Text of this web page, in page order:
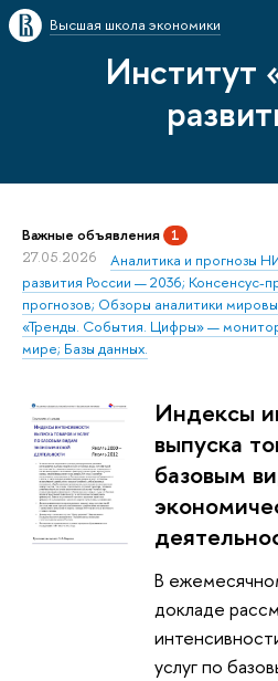
Высшая школа экономики
Институт
Важные объявления 1
27.05.2026
Аналитика и прогнозы
развития России — 2036; Консенсус-
прогнозов; Обзоры аналитики
«Тренды. События. Цифры» —
мире; Базы данных.
Индексы
выпуска
базовым
В
докладе
услуг по